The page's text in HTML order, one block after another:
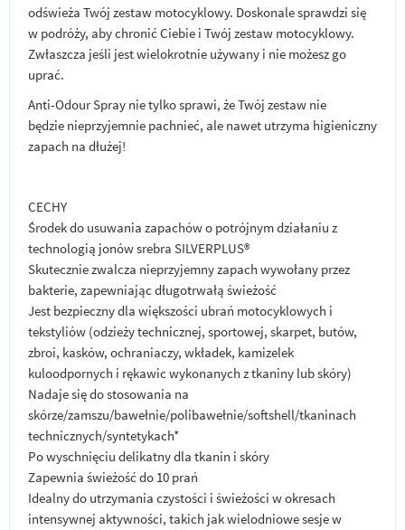
odświeża Twój zestaw motocyklowy. Doskonale sprawdzi się
w podróży, aby chronić Ciebie i Twój zestaw motocyklowy.
Zwłaszcza jeśli jest wielokrotnie używany i nie możesz go
uprać.
Anti-Odour Spray nie tylko sprawi, że Twój zestaw nie
będzie nieprzyjemnie pachnieć, ale nawet utrzyma higieniczny
zapach na dłużej!
CECHY
Środek do usuwania zapachów o potrójnym działaniu z
technologią jonów srebra SILVERPLUS®
Skutecznie zwalcza nieprzyjemny zapach wywołany przez
bakterie, zapewniając długotrwałą świeżość
Jest bezpieczny dla większości ubrań motocyklowych i
tekstyliów (odzieży technicznej, sportowej, skarpet, butów,
zbroi, kasków, ochraniaczy, wkładek, kamizelek
kuloodpornych i rękawic wykonanych z tkaniny lub skóry)
Nadaje się do stosowania na
skórze/zamszu/bawełnie/polibawełnie/softshell/tkaninach
technicznych/syntetykach*
Po wyschnięciu delikatny dla tkanin i skóry
Zapewnia świeżość do 10 prań
Idealny do utrzymania czystości i świeżości w okresach
intensywnej aktywności, takich jak wielodniowe sesje w